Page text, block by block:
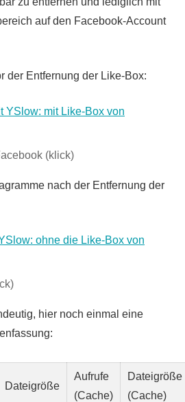
auf den Facebook-Account
der Entfernung der Like-Box:
(klick)
nach der Entfernung der
hier noch einmal eine
Dateigröße
Aufrufe
(Cache)
Dateigröße
(Cache)